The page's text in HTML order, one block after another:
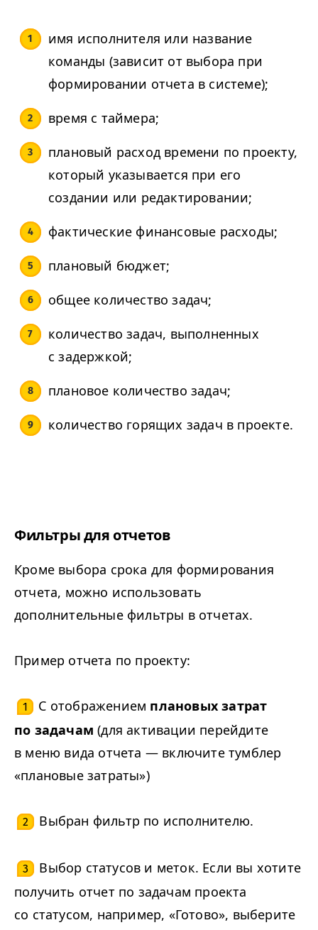
имя исполнителя или название
команды (зависит от выбора при
формировании отчета в системе);
время с таймера;
плановый расход времени по проекту,
который указывается при его
создании или редактировании;
фактические финансовые расходы;
плановый бюджет;
общее количество задач;
количество задач, выполненных
с задержкой;
плановое количество задач;
количество горящих задач в проекте.
Фильтры для отчетов
Кроме выбора срока для формирования
отчета, можно использовать
дополнительные фильтры в отчетах.
Пример отчета по проекту:
1 С отображением плановых затрат
по задачам (для активации перейдите
в меню вида отчета — включите тумблер
«плановые затраты»)
2 Выбран фильтр по исполнителю.
3
Выбор статусов и меток. Если вы хотите
получить отчет по задачам проекта
со статусом, например, «Готово», выберите